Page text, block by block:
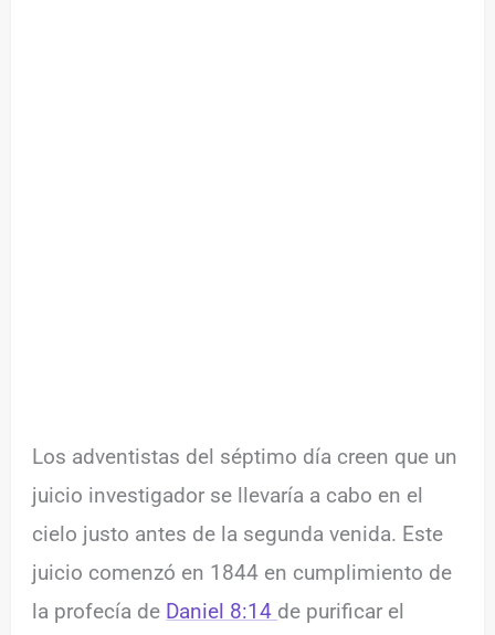
Los adventistas del séptimo día creen que un
juicio investigador se llevaría a cabo en el
cielo justo antes de la segunda venida. Este
juicio comenzó en 1844 en cumplimiento de
la profecía de Daniel 8:14 de purificar el